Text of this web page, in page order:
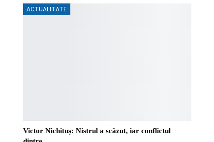
ACTUALITATE
Victor Nichituș: Nistrul a scăzut, iar conflictul